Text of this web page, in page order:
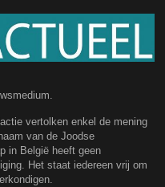
vertolken enkel de mening
van de Joodse
in België heeft geen
Het staat iedereen vrij om